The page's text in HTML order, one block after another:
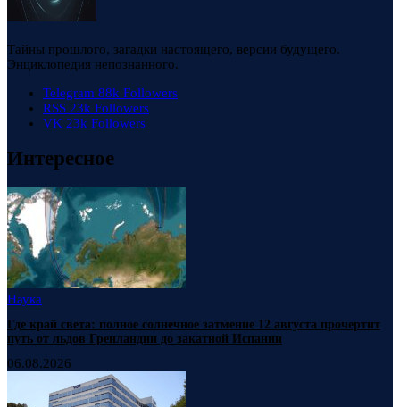
Тайны прошлого, загадки настоящего, версии будущего.
Энциклопедия непознанного.
Telegram 88k Followers
RSS 23k Followers
VK 23k Followers
Интересное
Наука
Где край света: полное солнечное затмение 12 августа прочертит
путь от льдов Гренландии до закатной Испании
06.08.2026